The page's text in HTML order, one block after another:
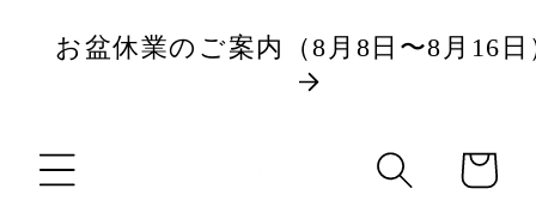
に
お盆休業のご案内（8月8日〜8月16日
ー
情